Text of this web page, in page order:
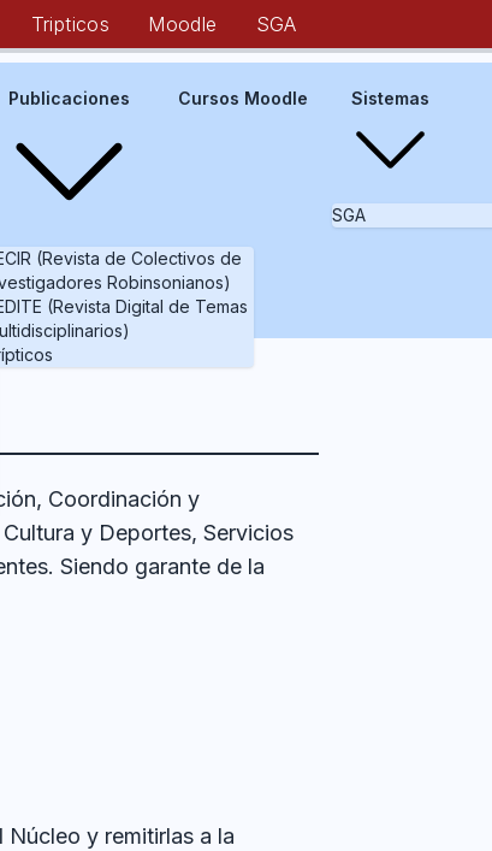
Tripticos Moodle SGA
Publicaciones
(Revista de Colectivos de
Robinsonianos)
(Revista Digital de Temas
Cursos Moodle Sistemas
SGA
Coordinación y
y Deportes, Servicios
Siendo garante de la
y remitirlas a la